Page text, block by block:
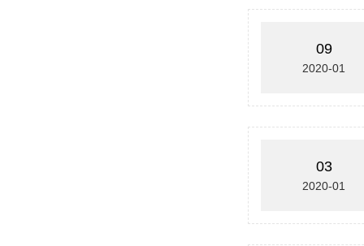
09
2020-01
03
2020-01